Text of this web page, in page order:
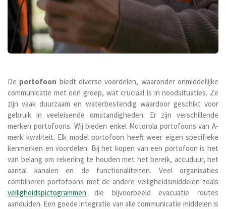
De portofoon biedt diverse voordelen, waaronder onmiddellijke
communicatie met een groep, wat cruciaal is in noodsituaties. Ze
zijn vaak duurzaam en waterbestendig waardoor geschikt voor
gebruik in veeleisende omstandigheden. Er zijn verschillende
merken portofoons. Wij bieden enkel Motorola portofoons van A-
merk kwaliteit. Elk model portofoon heeft weer eigen specifieke
kenmerken en voordelen. Bij het kopen van een portofoon is het
van belang om rekening te houden met het bereik, accuduur, het
aantal kanalen en de functionaliteiten. Veel organisaties
combineren portofoons met de andere veiligheidsmiddelen zoals
veiligheidspictogrammen die bijvoorbeeld evacuatie routes
aanduiden. Een goede integratie van alle communicatie middelen is